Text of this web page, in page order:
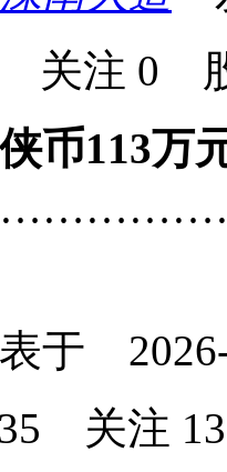
关注 0
币113万
2026-
关注 13